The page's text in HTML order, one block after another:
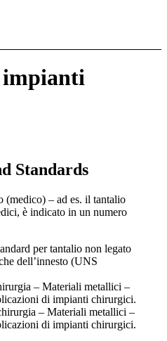
impianti
Standards
(medico) – ad es. il tantalio
è indicato in un numero
per tantalio non legato
dell’innesto (UNS
– Materiali metallici –
di impianti chirurgici.
– Materiali metallici –
di impianti chirurgici.